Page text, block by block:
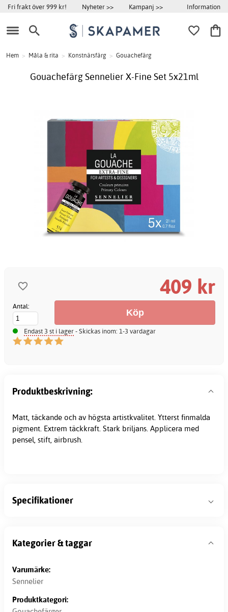
Fri frakt över 999 kr! Nyheter >> Kampanj >> Information
Hem > Måla & rita > Konstnärsfärg > Gouachefärg
Gouachefärg Sennelier X-Fine Set 5x21ml
409 kr
Antal:
Endast 3 st i lager- Skickas inom: 1-3 vardagar
Produktbeskrivning:
Matt, täckande och av högsta artistkvalitet. Ytterst finmalda
pigment. Extrem täckkraft. Stark briljans. Applicera med
pensel, stift, airbrush.
Specifikationer
Kategorier & taggar
Varumärke:
Sennelier
Produktkategori: